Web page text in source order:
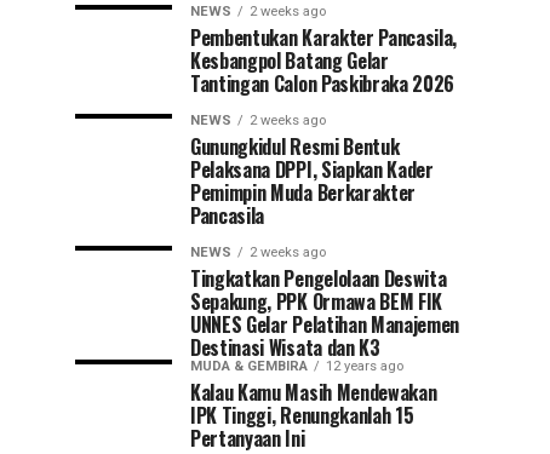
NEWS 2 weeks ago
Pembentukan Karakter Pancasila,
Kesbangpol Batang Gelar
Tantingan Calon Paskibraka 2026
NEWS 2 weeks ago
Gunungkidul Resmi Bentuk
Pelaksana DPPI, Siapkan Kader
Pemimpin Muda Berkarakter
Pancasila
NEWS 2 weeks ago
Tingkatkan Pengelolaan Deswita
Sepakung, PPK Ormawa BEM FIK
UNNES Gelar Pelatihan Manajemen
Destinasi Wisata dan K3
MUDA & GEMBIRA 12 years ago
Kalau Kamu Masih Mendewakan
IPK Tinggi, Renungkanlah 15
Pertanyaan Ini